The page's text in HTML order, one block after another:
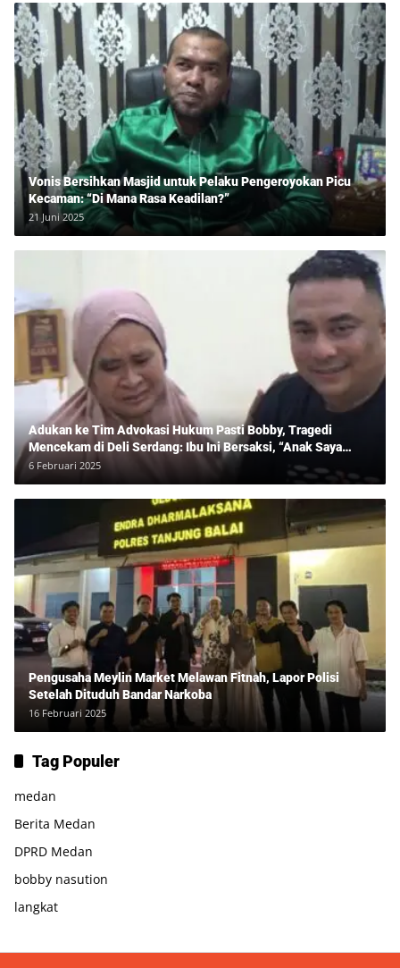
Vonis Bersihkan Masjid untuk Pelaku Pengeroyokan Picu
Kecaman: “Di Mana Rasa Keadilan?”
21 Juni 2025
Adukan ke Tim Advokasi Hukum Pasti Bobby, Tragedi
Mencekam di Deli Serdang: Ibu Ini Bersaksi, “Anak Saya
Ditangkap Tanpa Bukti dan Bukan Bandar Narkoba!”
6 Februari 2025
Pengusaha Meylin Market Melawan Fitnah, Lapor Polisi
Setelah Dituduh Bandar Narkoba
16 Februari 2025
Tag Populer
medan
Berita Medan
DPRD Medan
bobby nasution
langkat